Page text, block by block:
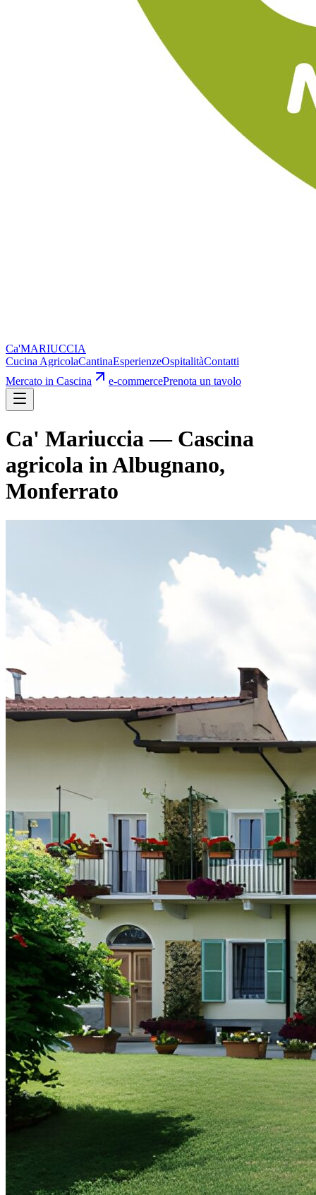
Ca'MARIUCCIA
Cucina AgricolaCantinaEsperienzeOspitalitàContatti
Mercato in Cascina
e-commercePrenota un tavolo
Ca' Mariuccia — Cascina
agricola in Albugnano,
Monferrato